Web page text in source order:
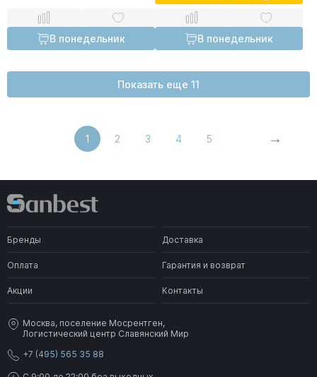
В понедельник В понедельник
Показать еще 11
1 2 3 4 5
Бренды Доставка
Оплата Гарантия и возврат
Акции Контакты
Москва, поселение Мосрентген,
Логистический центр Славянский Мир
+7 (495) 565 35 88